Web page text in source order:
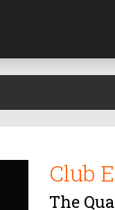
Club
The